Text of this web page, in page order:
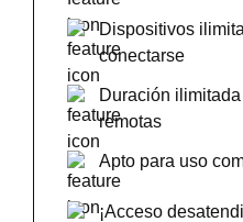
Dispositivos
conectarse
Duración
remotas
Apto para uso
¡Acceso